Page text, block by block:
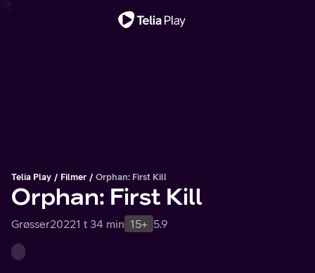
Telia Play Filmer Orphan: First Kill
Orphan: First Kill
Grøsser20221 t 34 min 15+ 5.9